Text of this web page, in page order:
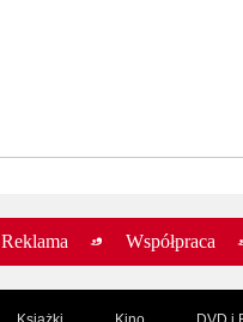
Stephen King
Reklama Współpraca